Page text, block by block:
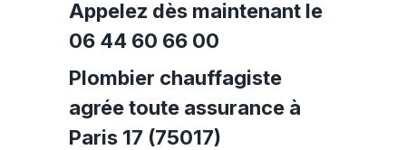
Appelez dès maintenant le
06 44 60 66 00
Plombier chauffagiste
agrée toute assurance à
Paris 17 (75017)